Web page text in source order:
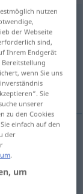
nutzen
der Webseite
sind,
Ihrem Endgerät
wenn Sie uns
Sie
unserer
zu den Cookies
einfach auf den
der
.
um